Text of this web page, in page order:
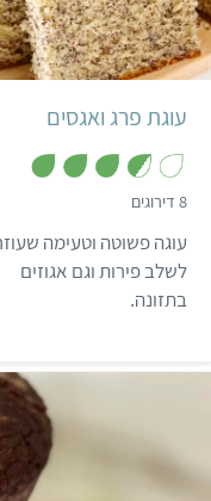
קל 50 דקות
עוגת פרג ואגסים
8 דירוגים
.
6
מ
ת
ו
עוגה פשוטה וטעימה
לשלב פירות וגם אגוזים
בתזונה.